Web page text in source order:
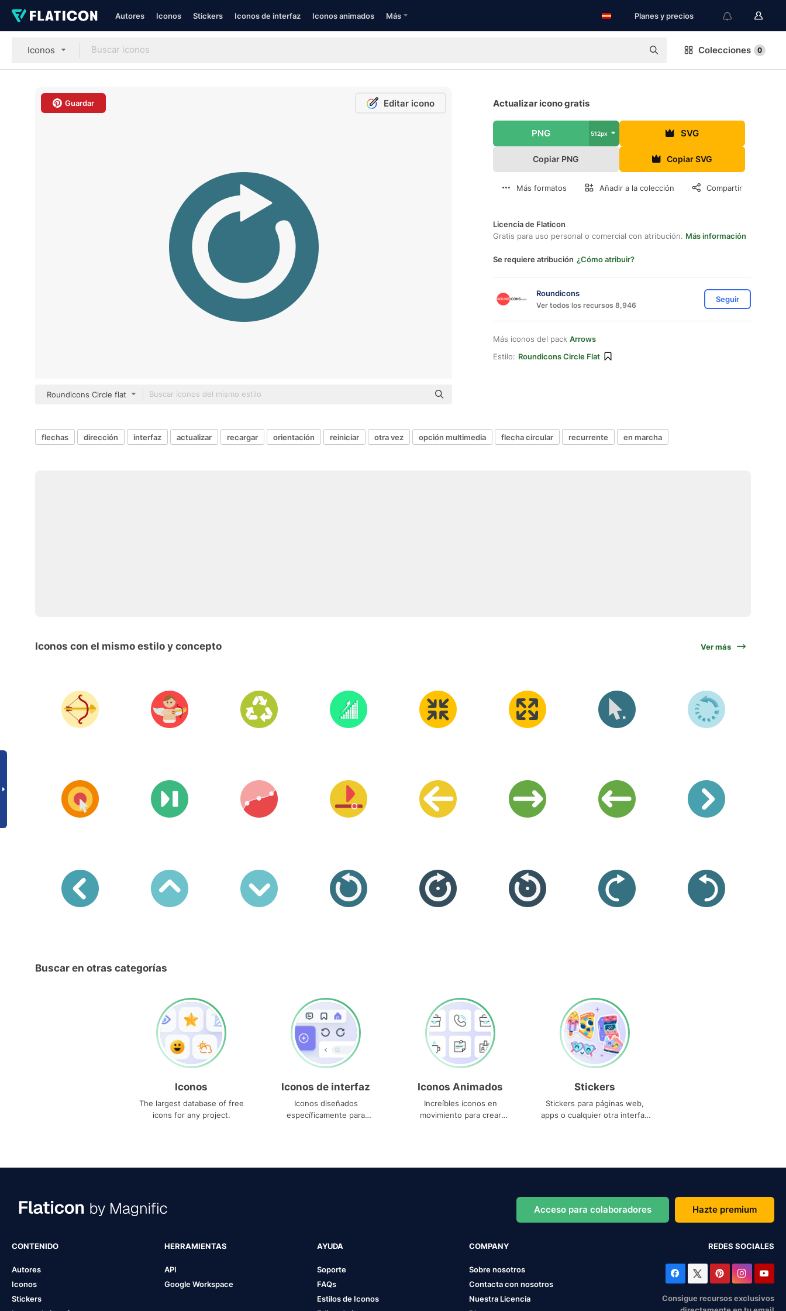
Autores Iconos Stickers Iconos de interfaz Iconos animados Más Planes y precios
Iconos Colecciones 0
Guardar Editar icono
Roundicons Circle flat
Actualizar icono gratis
PNG 512px SVG
Copiar PNG Copiar SVG
Más formatos Añadir a la colección Compartir
Licencia de Flaticon
Gratis para uso personal o comercial con atribución. Más información
Se requiere atribución ¿Cómo atribuir?
Roundicons
Ver todos los recursos 8,946
Seguir
Más iconos del pack Arrows
Estilo: Roundicons Circle Flat
flechas dirección interfaz actualizar recargar orientación reiniciar otra vez opción multimedia flecha circular recurrente en marcha
Iconos con el mismo estilo y concepto Ver más
Buscar en otras categorías
Iconos
The largest database of free
icons for any project.
Iconos de interfaz
Iconos diseñados
específicamente para
Iconos Animados
Increíbles iconos en
movimiento para crear
Stickers
Stickers para páginas web,
apps o cualquier otra interfaz
Acceso para colaboradores Hazte premium
CONTENIDO
Autores
Iconos
Stickers
HERRAMIENTAS
API
Google Workspace
AYUDA
Soporte
FAQs
Estilos de Iconos
COMPANY
Sobre nosotros
Contacta con nosotros
Nuestra Licencia
REDES SOCIALES
Consigue recursos exclusivos